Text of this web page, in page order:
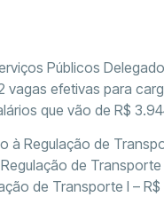
Públicos
vagas efetivas para
que vão de R$
à Regulação de
de Transporte
de Transporte I – R$